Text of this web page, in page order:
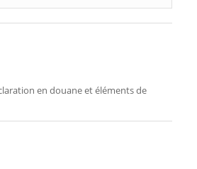
en douane et éléments de